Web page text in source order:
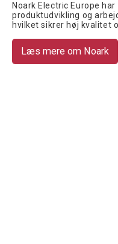
Noark Electric Europe
produktudvikling og
hvilket sikrer høj kvalitet
Læs mere om Noark